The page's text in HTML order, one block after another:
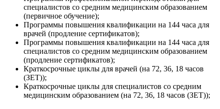
специалистов со средним медицинским образованием
(первичное обучение);
Программы повышения квалификации на 144 часа для
врачей (продление сертификатов);
Программы повышения квалификации на 144 часа для
специалистов со средним медицинским образованием
(продление сертификатов);
Краткосрочные циклы для врачей (на 72, 36, 18 часов
(ЗЕТ));
Краткосрочные циклы для специалистов со средним
медицинским образованием (на 72, 36, 18 часов (ЗЕТ));